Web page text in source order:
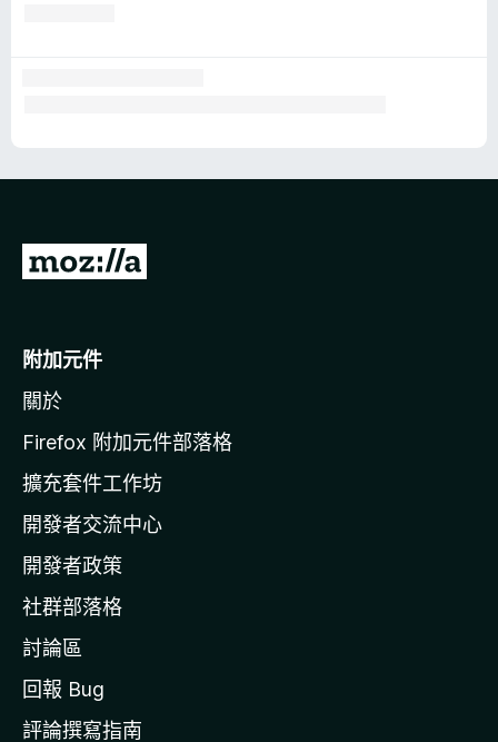
前
o
i
l
a
官
網
附加元件
關於
Firefox 附加元件部落格
擴充套件工作坊
開發者交流中心
開發者政策
社群部落格
討論區
回報 Bug
評論撰寫指南